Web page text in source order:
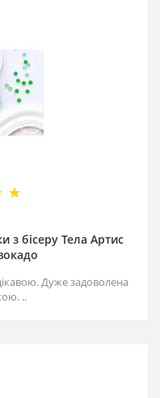
бісеру Тела Артис
Дуже задоволена
..